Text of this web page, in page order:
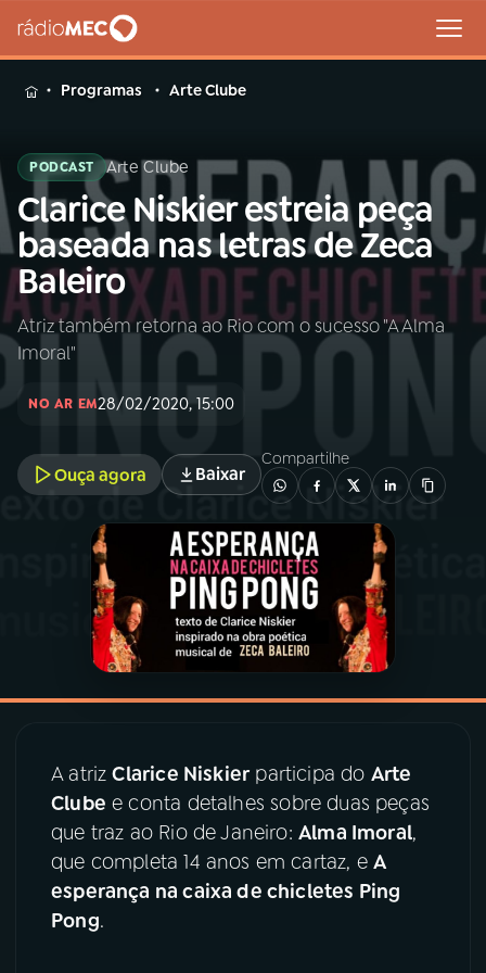
MENU
Buscar
na
Rádio
MEC
Buscar
Início AO VIVO
INÍCIO
A RÁDIO
PROGRAMAÇÃO
PROGRAMAS
07 ÚLTIMAS
08PRÊMIO RÁDIO MEC
Programas Arte Clube
PODCAST Arte Clube
Clarice Niskier estreia peça
baseada nas letras de Zeca
Baleiro
Atriz também retorna ao Rio com o sucesso "A Alma
Imoral"
NO AR EM28/02/2020, 15:00
Ouça agora Baixar
Compartilhe
A atrizClarice Niskierparticipa do Arte
Clube e conta detalhes sobre duas peças
que traz ao Rio de Janeiro:Alma Imoral,
que completa 14 anos em cartaz, eA
esperança na caixa de chicletes Ping
Pong.